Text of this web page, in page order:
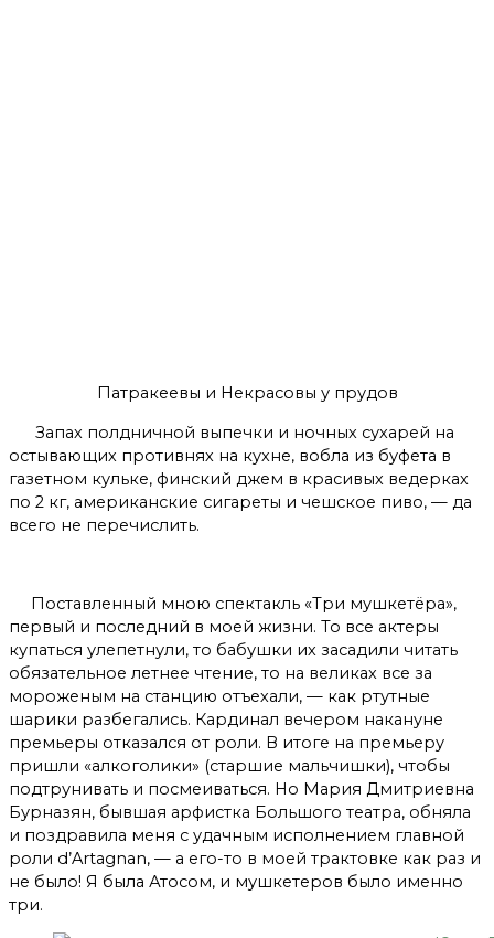
Патракеевы и Некрасовы у прудов
Запах полдничной выпечки и ночных сухарей на
остывающих противнях на кухне, вобла из буфета в
газетном кульке, финский джем в красивых ведерках
по 2 кг, американские сигареты и чешское пиво, — да
всего не перечислить.
Поставленный мною спектакль «Три мушкетёра»,
первый и последний в моей жизни. То все актеры
купаться улепетнули, то бабушки их засадили читать
обязательное летнее чтение, то на великах все за
мороженым на станцию отъехали, — как ртутные
шарики разбегались. Кардинал вечером накануне
премьеры отказался от роли. В итоге на премьеру
пришли «алкоголики» (старшие мальчишки), чтобы
подтрунивать и посмеиваться. Но Мария Дмитриевна
Бурназян, бывшая арфистка Большого театра, обняла
и поздравила меня с удачным исполнением главной
роли d’Artagnan, — а его-то в моей трактовке как раз и
не было! Я была Атосом, и мушкетеров было именно
три.